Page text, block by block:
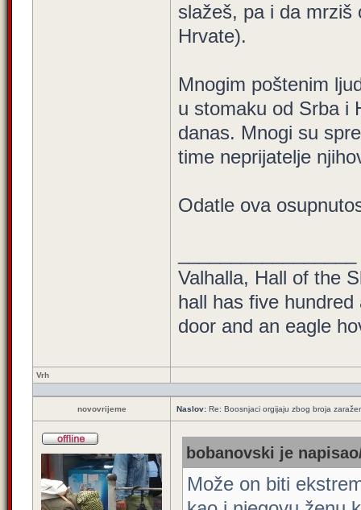
slažeš, pa i da mrziš
Hrvate).
Mnogim poštenim
u stomaku od Srba i
danas. Mnogi su
time neprijatelje
Odatle ova
Valhalla, Hall of the
hall has five
door and an eagle
Vrh
novovrijeme Naslov: Re: Boosnjaci orgijaju zbog broja
bobanovski je
Može on biti